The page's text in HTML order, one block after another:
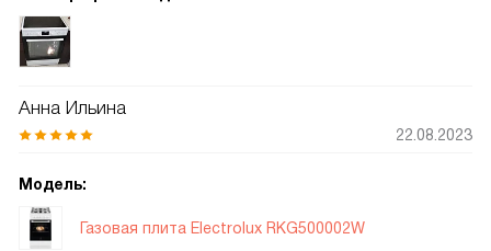
часам, у меня появилось больше времени на общение с
детьми и хозяйственные мелочи. Один из вечеров
готовила запеканку, подогревала соус на конфорке и
допекала хлеб в духовке. Управление простое,
инструкции. Дисплей и таймер помогли не терять
контроль, а стеклокерамическая поверхность
действительно легче очищается — пятна от соуса и
Анна Ильина
22.08.2023
Модель:
Газовая плита Electrolux RKG500002W